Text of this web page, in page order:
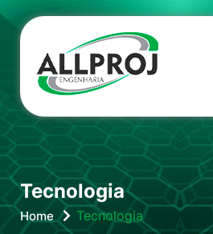
Tecnologia
Home Tecnologia